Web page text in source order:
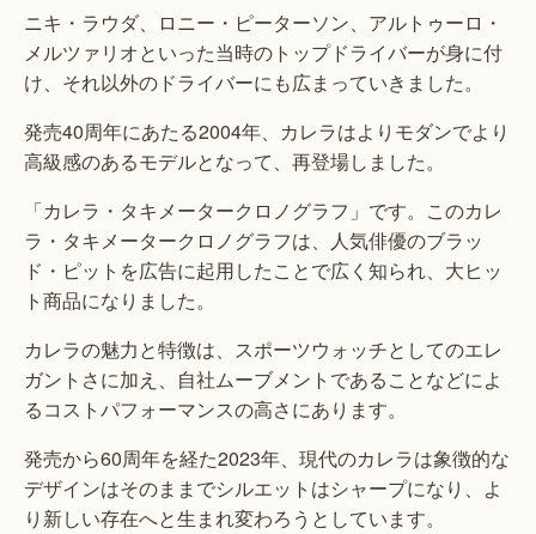
ニキ・ラウダ、ロニー・ピーターソン、アルトゥーロ・
メルツァリオといった当時のトップドライバーが身に付
け、それ以外のドライバーにも広まっていきました。
発売40周年にあたる2004年、カレラはよりモダンでより
高級感のあるモデルとなって、再登場しました。
「カレラ・タキメータークロノグラフ」です。このカレ
ラ・タキメータークロノグラフは、人気俳優のブラッ
ド・ピットを広告に起用したことで広く知られ、大ヒッ
ト商品になりました。
カレラの魅力と特徴は、スポーツウォッチとしてのエレ
ガントさに加え、自社ムーブメントであることなどによ
るコストパフォーマンスの高さにあります。
発売から60周年を経た2023年、現代のカレラは象徴的な
デザインはそのままでシルエットはシャープになり、よ
り新しい存在へと生まれ変わろうとしています。